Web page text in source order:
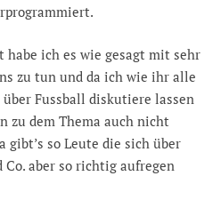
ich es wie gesagt mit sehr
zu tun und da ich wie ihr alle
Fussball diskutiere lassen
zu dem Thema auch nicht
gibt’s so Leute die sich über
Co. aber so richtig aufregen